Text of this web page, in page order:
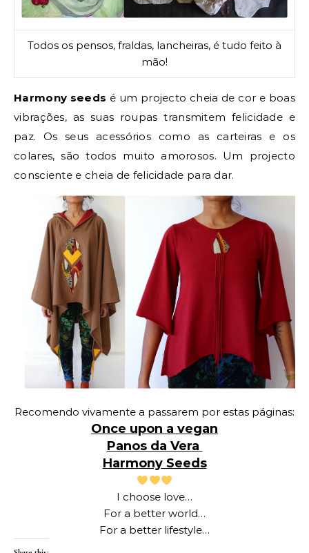
Todos os pensos, fraldas, lancheiras, é tudo feito à
mão!
Harmony seeds é um projecto cheia de cor e boas
vibrações, as suas roupas transmitem felicidade e
paz. Os seus acessórios como as carteiras e os
colares, são todos muito amorosos. Um projecto
consciente e cheia de felicidade para dar.
Recomendo vivamente a passarem por estas páginas:
Once upon a vegan
Panos da Vera
Harmony Seeds
I choose love…
For a better world…
For a better lifestyle…